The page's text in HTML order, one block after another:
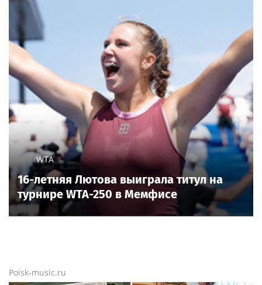
WTA
16-летняя Лютова выиграла титул на
турнире WTA-250 в Мемфисе
Poisk-music.ru